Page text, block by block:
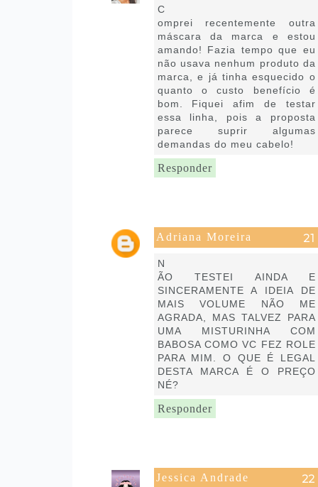
C
omprei recentemente outra
máscara da marca e estou
amando! Fazia tempo que eu
não usava nenhum produto da
marca, e já tinha esquecido o
quanto o custo benefício é
bom. Fiquei afim de testar
essa linha, pois a proposta
parece suprir algumas
demandas do meu cabelo!
Responder
Adriana Moreira
N
ÃO TESTEI AINDA E
SINCERAMENTE A IDEIA DE
MAIS VOLUME NÃO ME
AGRADA, MAS TALVEZ PARA
UMA MISTURINHA COM
BABOSA COMO VC FEZ ROLE
PARA MIM. O QUE É LEGAL
DESTA MARCA É O PREÇO
NÉ?
Responder
Jessica Andrade